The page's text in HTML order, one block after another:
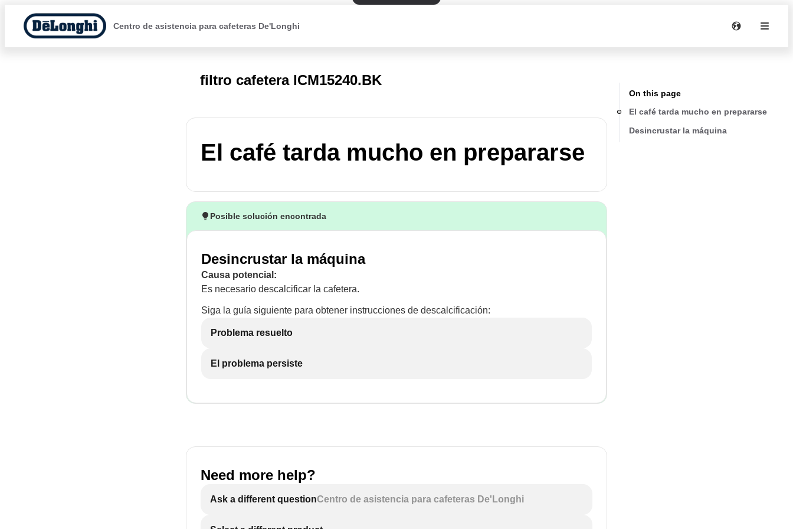
Centro de asistencia para cafeteras De'Longhi
filtro cafetera ICM15240.BK
El café tarda mucho en prepararse
Posible solución encontrada
Desincrustar la máquina
Causa potencial:
Es necesario descalcificar la cafetera.
Siga la guía siguiente para obtener instrucciones de descalcificación:
Problema resuelto
El problema persiste
Need more help?
Ask a different questionCentro de asistencia para cafeteras De'Longhi
On this page
El café tarda mucho en prepararse
Desincrustar la máquina